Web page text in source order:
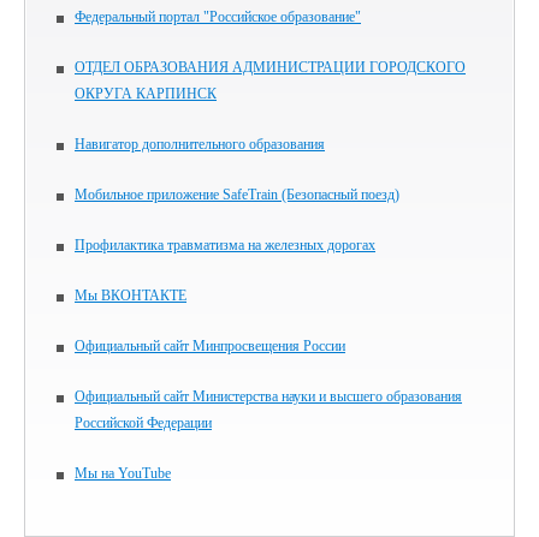
Федеральный портал "Российское образование"
ОТДЕЛ ОБРАЗОВАНИЯ АДМИНИСТРАЦИИ ГОРОДСКОГО
ОКРУГА КАРПИНСК
Навигатор дополнительного образования
Мобильное приложение SafeTrain (Безопасный поезд)
Профилактика травматизма на железных дорогах
Мы ВКОНТАКТЕ
Официальный сайт Минпросвещения России
Официальный сайт Министерства науки и высшего образования
Российской Федерации
Мы на YouTube